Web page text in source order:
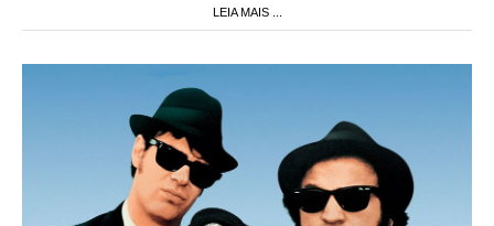
LEIA MAIS ...